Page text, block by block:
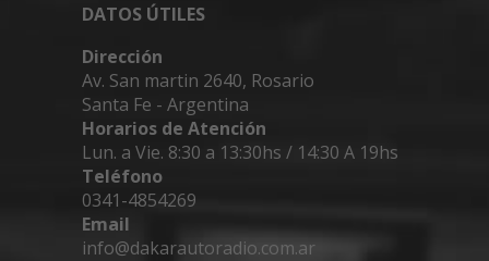
DATOS ÚTILES
Dirección
Av. San martin 2640, Rosario
Santa Fe - Argentina
Horarios de Atención
Lun. a Vie. 8:30 a 13:30hs / 14:30 A 19hs
Teléfono
0341-4854269
Email
info@dakarautoradio.com.ar